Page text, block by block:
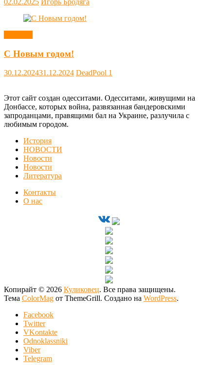
02.02.2025 Игорь Бродяга
С Новым годом!
30.12.202431.12.2024 DeadPool 1
Этот сайт создан одесситами. Одесситами, живущими на
Донбассе, которых война, развязанная бандеровскими
запроданцами, правящими бал на Украине, разлучила с
любимым городом.
История
НОВОСТИ
Новости
Новости
Литература
Контакты
О нас
Копирайт © 2026 Куликовец. Все права защищены.
Тема ColorMag от ThemeGrill. Создано на WordPress.
Facebook
Twitter
VKontakte
Odnoklassniki
Viber
Telegram